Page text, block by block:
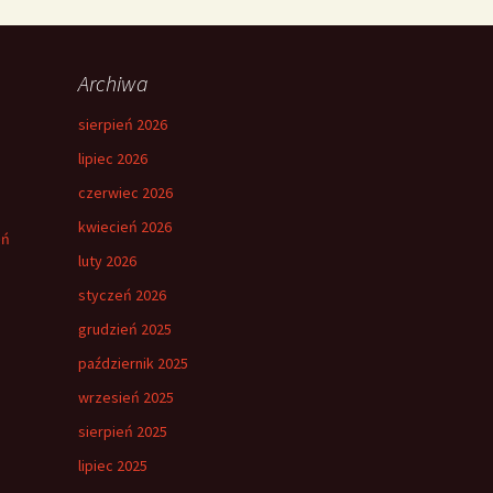
Archiwa
sierpień 2026
lipiec 2026
czerwiec 2026
kwiecień 2026
luty 2026
styczeń 2026
grudzień 2025
październik 2025
wrzesień 2025
sierpień 2025
lipiec 2025